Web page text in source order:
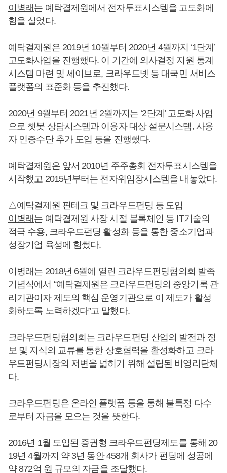
이병래 는 예탁결제원에서 전자투표시스템을 고도화에
힘을 실었다.
예탁결제원은 2019년 10월부터 2020년 4월까지 ‘1단계’
고도화사업을 진행했다. 이 기간에 의사결정 지원 통계
시스템 마련 및 세이브로, 크라우드넷 등 대국민 서비스
플랫폼의 표준화 등을 추진했다.
2020년 9월부터 2021년 2월까지는 ‘2단계’ 고도화 사업
으로 챗봇 상담시스템과 이용자 대상 설문시스템, 사용
자 인증수단 추가 도입 등을 진행했다.
예탁결제원은 앞서 2010년 주주총회 전자투표시스템을
시작했고 2015년부터는 전자위임장시스템을 내놓았다.
△예탁결제원 핀테크 및 크라우드펀딩 등 도입
이병래 는 예탁결제원 사장 시절 블록체인 등 IT기술의
적극 수용, 크라우드펀딩 활성화 등을 통한 중소기업과
성장기업 육성에 힘썼다.
이병래 는 2018년 6월에 열린 크라우드펀딩협의회 발족
기념식에서 “예탁결제원은 크라우드펀딩의 중앙기록 관
리기관이자 제도의 핵심 운영기관으로 이 제도가 활성
화하도록 노력하겠다”고 말했다.
크라우드펀딩협의회는 크라우드펀딩 산업의 발전과 정
보 및 지식의 교류를 통한 상호협력을 활성화하고 크라
우드펀딩시장의 저변을 넓히기 위해 설립된 비영리단체
다.
크라우드펀딩은 온라인 플랫폼 등을 통해 불특정 다수
로부터 자금을 모으는 것을 뜻한다.
2016년 1월 도입된 증권형 크라우드펀딩제도를 통해 20
19년 4월까지 약 3년 동안 458개 회사가 펀딩에 성공에
약 872억 원 규모의 자금을 조달했다.